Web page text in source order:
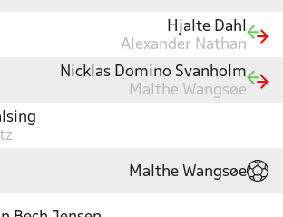
Hjalte Dahl
Alexander Nathan
Nicklas Domino Svanholm
Malthe Wangsøe
Malthe Wangsøe